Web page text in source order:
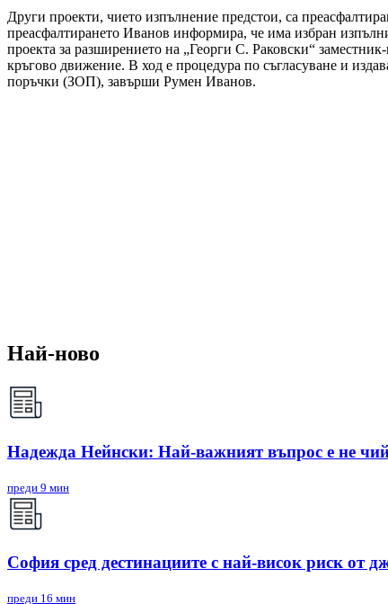
Други проекти, чието изпълнение предстои, са
преасфалтирането Иванов информира, че има избран
проекта за разширението на „Георги С. Раковски“
кръгово движение. В ход е процедура по съгласуване и
поръчки (ЗОП), завърши Румен Иванов.
Най-ново
Надежда Нейнски: Най-важният въпрос е не чий
преди 9 мин
София сред дестинациите с най-висок риск от
преди 16 мин